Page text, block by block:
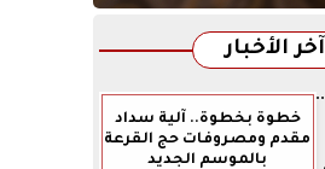
آخر الأخبار
خطوة بخطوة.. آلية سداد
مقدم ومصروفات حج القرعة
بالموسم الجديد